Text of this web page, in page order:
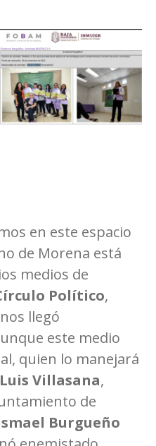
en este espacio
de Morena está
medios de
Político,
llegó
este medio
quien lo manejará
Luis Villasana,
de
Burgueño